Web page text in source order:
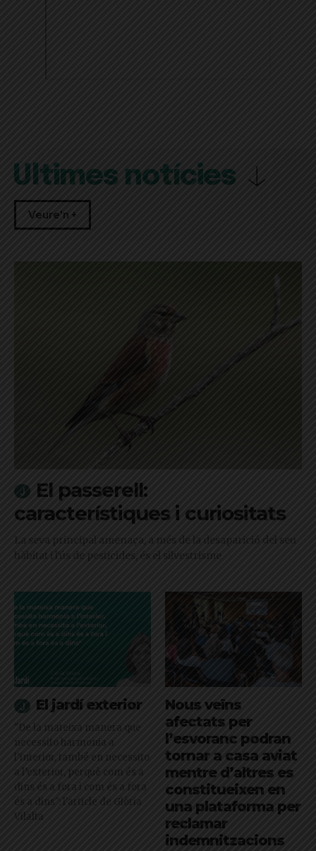
Últimes notícies
Veure'n +
El passerell:
característiques i curiositats
La seva principal amenaça, a més de la desaparició del seu
hàbitat i l'ús de pesticides, és el silvestrisme
El jardí exterior
"De la mateixa manera que
necessito harmonia a
l’interior, també en necessito
a l’exterior, perquè com és a
dins és a fora i com és a fora
és a dins": l'article de Glòria
Vilalta
Nous veïns
afectats per
l’esvoranc podran
tornar a casa aviat
mentre d’altres es
constitueixen en
una plataforma per
reclamar
indemnitzacions